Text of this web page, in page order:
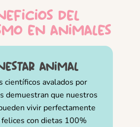
del
en animales
animal
científicos avalados por
demuestran que nuestros
vivir perfectamente
felices con dietas 100%